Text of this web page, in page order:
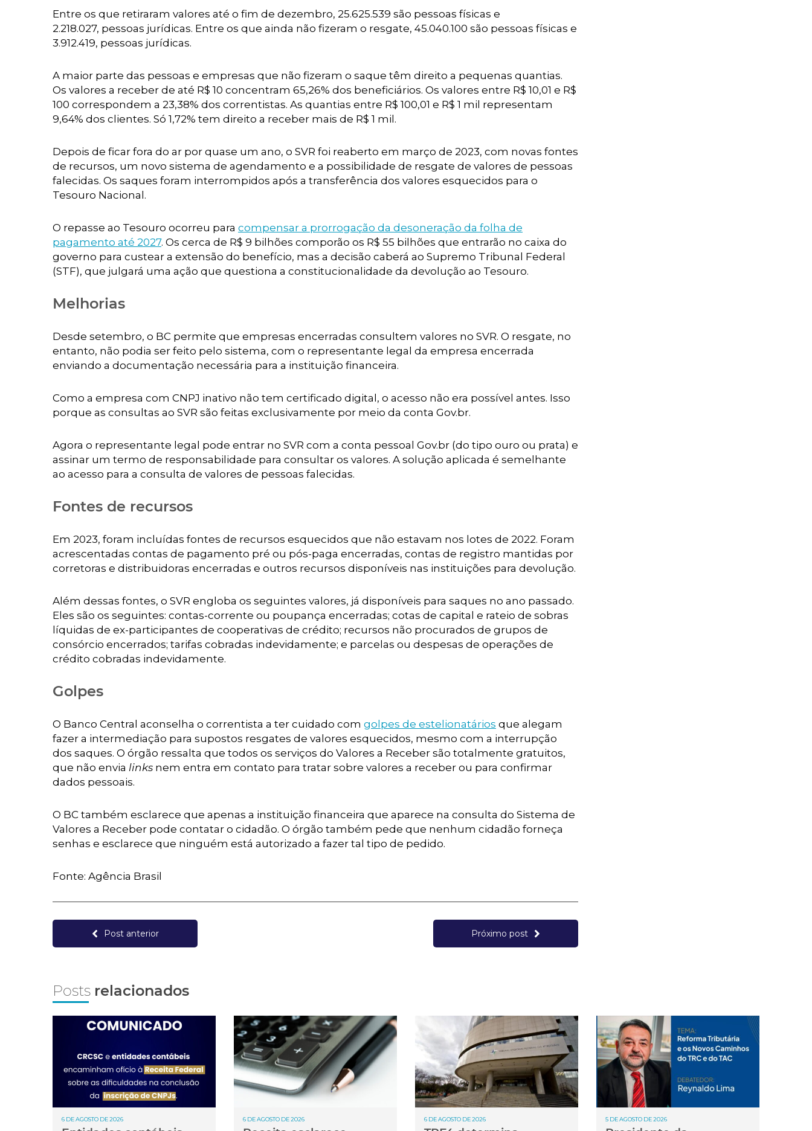
Entre os que retiraram valores até o fim de dezembro, 25.625.539 são pessoas físicas e
2.218.027, pessoas jurídicas. Entre os que ainda não fizeram o resgate, 45.040.100 são pessoas físicas e
3.912.419, pessoas jurídicas.
A maior parte das pessoas e empresas que não fizeram o saque têm direito a pequenas quantias.
Os valores a receber de até R$ 10 concentram 65,26% dos beneficiários. Os valores entre R$ 10,01 e R$
100 correspondem a 23,38% dos correntistas. As quantias entre R$ 100,01 e R$ 1 mil representam
9,64% dos clientes. Só 1,72% tem direito a receber mais de R$ 1 mil.
Depois de ficar fora do ar por quase um ano, o SVR foi reaberto em março de 2023, com novas fontes
de recursos, um novo sistema de agendamento e a possibilidade de resgate de valores de pessoas
falecidas. Os saques foram interrompidos após a transferência dos valores esquecidos para o
Tesouro Nacional.
O repasse ao Tesouro ocorreu para compensar a prorrogação da desoneração da folha de
pagamento até 2027. Os cerca de R$ 9 bilhões comporão os R$ 55 bilhões que entrarão no caixa do
governo para custear a extensão do benefício, mas a decisão caberá ao Supremo Tribunal Federal
(STF), que julgará uma ação que questiona a constitucionalidade da devolução ao Tesouro.
Melhorias
Desde setembro, o BC permite que empresas encerradas consultem valores no SVR. O resgate, no
entanto, não podia ser feito pelo sistema, com o representante legal da empresa encerrada
enviando a documentação necessária para a instituição financeira.
Como a empresa com CNPJ inativo não tem certificado digital, o acesso não era possível antes. Isso
porque as consultas ao SVR são feitas exclusivamente por meio da conta Gov.br.
Agora o representante legal pode entrar no SVR com a conta pessoal Gov.br (do tipo ouro ou prata) e
assinar um termo de responsabilidade para consultar os valores. A solução aplicada é semelhante
ao acesso para a consulta de valores de pessoas falecidas.
Fontes de recursos
Em 2023, foram incluídas fontes de recursos esquecidos que não estavam nos lotes de 2022. Foram
acrescentadas contas de pagamento pré ou pós-paga encerradas, contas de registro mantidas por
corretoras e distribuidoras encerradas e outros recursos disponíveis nas instituições para devolução.
Além dessas fontes, o SVR engloba os seguintes valores, já disponíveis para saques no ano passado.
Eles são os seguintes: contas-corrente ou poupança encerradas; cotas de capital e rateio de sobras
líquidas de ex-participantes de cooperativas de crédito; recursos não procurados de grupos de
consórcio encerrados; tarifas cobradas indevidamente; e parcelas ou despesas de operações de
crédito cobradas indevidamente.
Golpes
O Banco Central aconselha o correntista a ter cuidado com golpes de estelionatários que alegam
fazer a intermediação para supostos resgates de valores esquecidos, mesmo com a interrupção
dos saques. O órgão ressalta que todos os serviços do Valores a Receber são totalmente gratuitos,
que não envia links nem entra em contato para tratar sobre valores a receber ou para confirmar
dados pessoais.
O BC também esclarece que apenas a instituição financeira que aparece na consulta do Sistema de
Valores a Receber pode contatar o cidadão. O órgão também pede que nenhum cidadão forneça
senhas e esclarece que ninguém está autorizado a fazer tal tipo de pedido.
Fonte: Agência Brasil
Post anterior Próximo post
Posts relacionados
6 DE AGOSTO DE 2026 6 DE AGOSTO DE 2026 6 DE AGOSTO DE 2026 5 DE AGOSTO DE 2026